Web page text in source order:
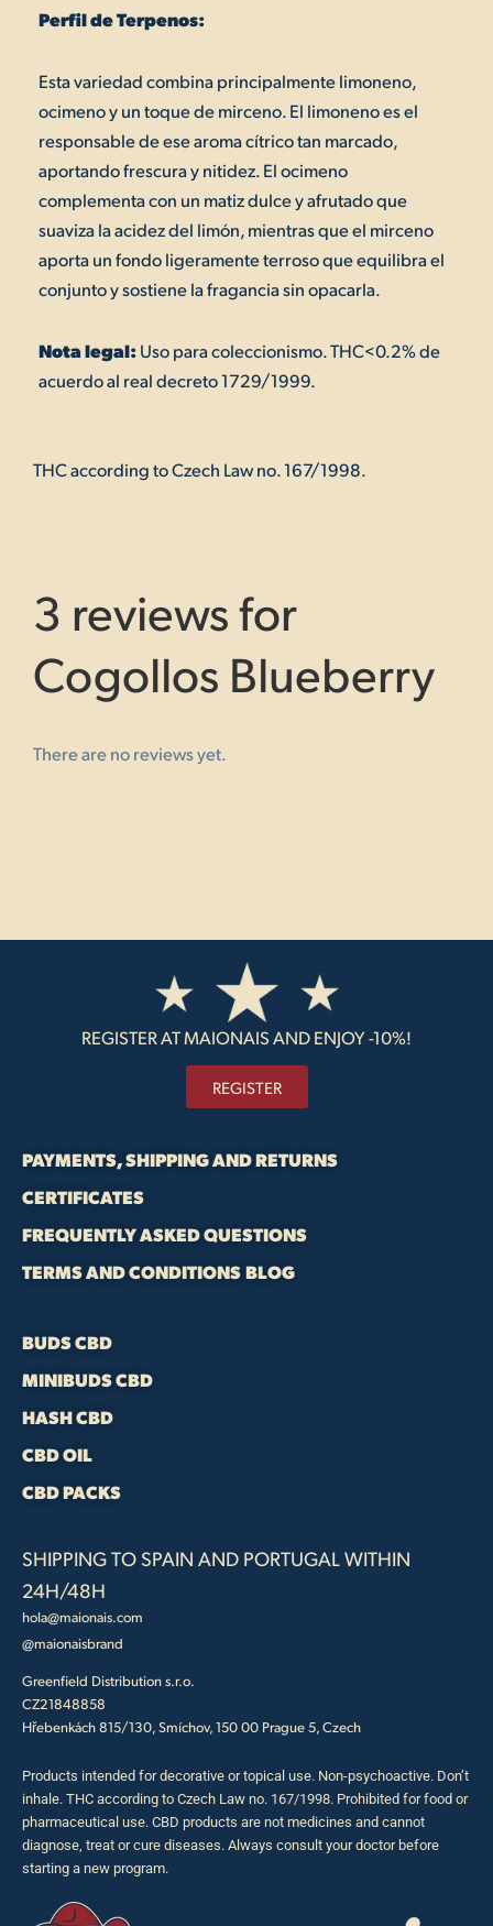
Perfil de Terpenos:
Esta variedad combina principalmente limoneno,
ocimeno y un toque de mirceno. El limoneno es el
responsable de ese aroma cítrico tan marcado,
aportando frescura y nitidez. El ocimeno
complementa con un matiz dulce y afrutado que
suaviza la acidez del limón, mientras que el mirceno
aporta un fondo ligeramente terroso que equilibra el
conjunto y sostiene la fragancia sin opacarla.
Nota legal:Uso para coleccionismo. THC<0.2% de
acuerdo al real decreto 1729/1999.
THC according to Czech Law no. 167/1998.
3 reviews for
Cogollos Blueberry
There are no reviews yet.
REGISTER AT MAIONAIS AND ENJOY -10%!
REGISTER
PAYMENTS, SHIPPING AND RETURNS
CERTIFICATES
FREQUENTLY ASKED QUESTIONS
TERMS AND CONDITIONSBLOG
BUDS CBD
MINIBUDS CBD
HASH CBD
CBD OIL
CBD PACKS
SHIPPING TO SPAIN AND PORTUGAL WITHIN
24H/48H
hola@maionais.com
@maionaisbrand
Greenfield Distribution s.r.o.
CZ21848858
Hřebenkách 815/130, Smíchov, 150 00 Prague 5, Czech
Products intended for decorative or topical use. Non-psychoactive. Don’t
inhale. THC according to Czech Law no. 167/1998. Prohibited for food or
pharmaceutical use. CBD products are not medicines and cannot
diagnose, treat or cure diseases. Always consult your doctor before
starting a new program.